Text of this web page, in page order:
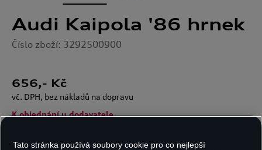
Audi Kaipola '86 hrnek
Číslo zboží: 3292500900
656,- Kč
vč. DPH, bez nákladů na dopravu
K objednání u dodavatele
Tato stránka používá soubory cookie pro co nejlepší